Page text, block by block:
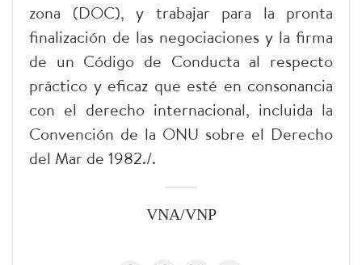
zona (DOC), y trabajar para la pronta
finalización de las negociaciones y la firma
de un Código de Conducta al respecto
práctico y eficaz que esté en consonancia
con el derecho internacional, incluida la
Convención de la ONU sobre el Derecho
del Mar de 1982./.
VNA/VNP